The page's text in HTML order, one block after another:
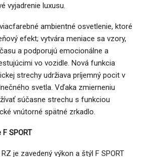
vyjadrenie luxusu.
ambientné osvetlenie, ktoré
efekt; vytvára meniace sa vzory,
a podporujú emocionálne a
vo vozidle. Nová funkcia
strechy udržiava príjemný pocit v
svetla. Vďaka zmierneniu
súčasne strechu s funkciou
vnútorné spätné zrkadlo.
F SPORT
je zavedený výkon a štýl F SPORT